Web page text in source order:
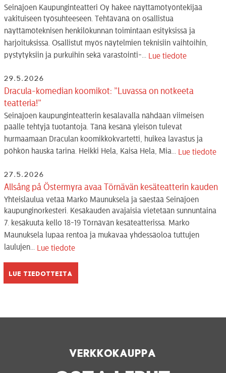
Seinäjoen Kaupunginteatteri Oy hakee näyttämötyöntekijää
vakituiseen työsuhteeseen. Tehtävänä on osallistua
näyttämöteknisen henkilökunnan toimintaan esityksissä ja
harjoituksissa. Osallistut myös näytelmien teknisiin vaihtoihin,
pystytyksiin ja purkuihin sekä varastointi-... Lue tiedote
29.5.2026
Dracula-komedian koomikot: ”Luvassa on notkeeta
teatteria!”
Seinäjoen kaupunginteatterin kesälavalla nähdään viimeisen
päälle tehtyjä tuotantoja. Tänä kesänä yleisön tulevat
hurmaamaan Draculan koomikkokvartetti, huikea lavastus ja
pöhkön hauska tarina. Heikki Hela, Kaisa Hela, Mia... Lue tiedote
27.5.2026
Allsång på Östermyra avaa Törnävän kesäteatterin kauden
Yhteislaulua vetää Marko Maunuksela ja säestää Seinäjoen
kaupunginorkesteri. Kesäkauden avajaisia vietetään sunnuntaina
7. kesäkuuta kello 18-19 Törnävän kesäteatterissa. Marko
Maunuksela lupaa rentoa ja mukavaa yhdessäoloa tuttujen
laulujen... Lue tiedote
Lue tiedotteita
Verkkokauppa